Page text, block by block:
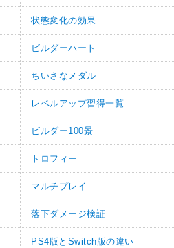
状態変化の効果
ビルダーハート
ちいさなメダル
レベルアップ習得一覧
ビルダー100景
トロフィー
マルチプレイ
落下ダメージ検証
PS4版とSwitch版の違い